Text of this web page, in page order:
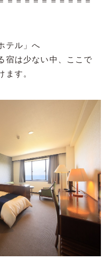
テル」へ
宿は少ない中、ここで
ます。